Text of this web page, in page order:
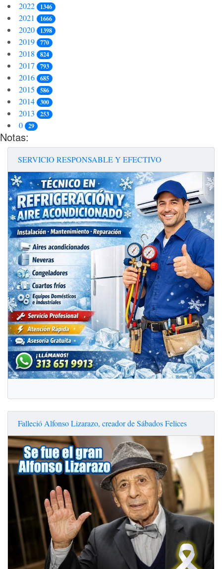
2022 1346
2021 1666
2020 1398
2019 770
2018 824
2017 793
2016 685
2015 586
2014 300
2013 253
0 29
Notas:
SERVICIO RESPONSABLE Y EFECTIVO
Falleció Alfonso Lizarazo, creador de Sábados Felices